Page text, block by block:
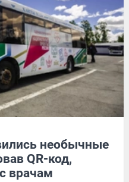
необычные
QR-код,
врачам